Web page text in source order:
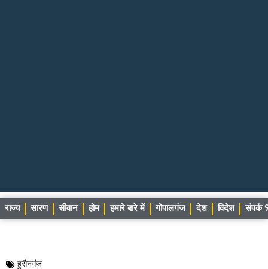
राज्य सारण सीवान होम हमारे बारे में गोपालगंज देश विदेश संपर्क
हुसैनगंज